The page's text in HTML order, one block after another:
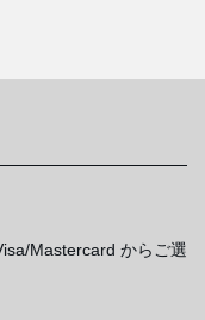
Mastercard からご選